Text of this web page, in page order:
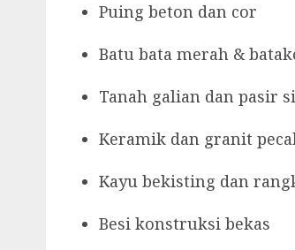
Puing beton dan cor
Batu bata merah &
Tanah galian dan pasir
Keramik dan granit
Kayu bekisting dan
Besi konstruksi bekas